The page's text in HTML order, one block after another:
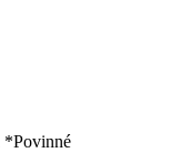
*Povinné